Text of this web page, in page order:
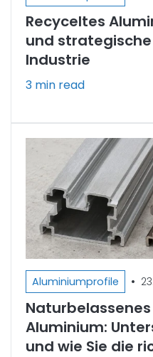
Recyceltes
und
Industrie
3 min read
Aluminiumprofile •
Aluminium:
und wie Sie die